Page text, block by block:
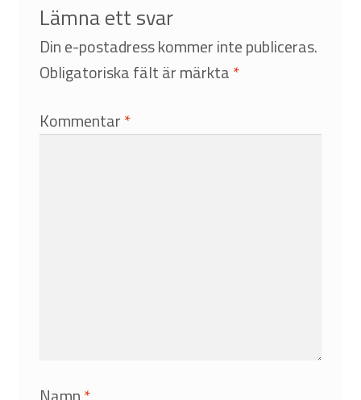
Lämna ett svar
Din e-postadress kommer inte publiceras.
Obligatoriska fält är märkta*
Kommentar*